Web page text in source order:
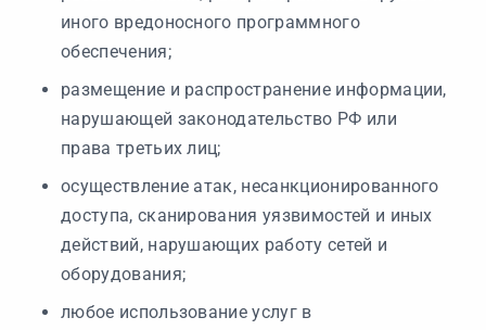
иного вредоносного программного
обеспечения;
размещение и распространение информации,
нарушающей законодательство РФ или
права третьих лиц;
осуществление атак, несанкционированного
доступа, сканирования уязвимостей и иных
действий, нарушающих работу сетей и
оборудования;
любое использование услуг в